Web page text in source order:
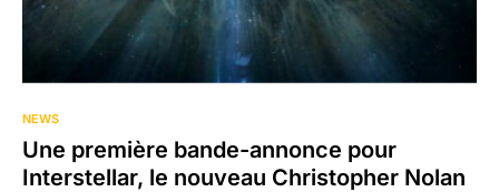
NEWS
Une première bande-annonce pour
Interstellar, le nouveau Christopher Nolan